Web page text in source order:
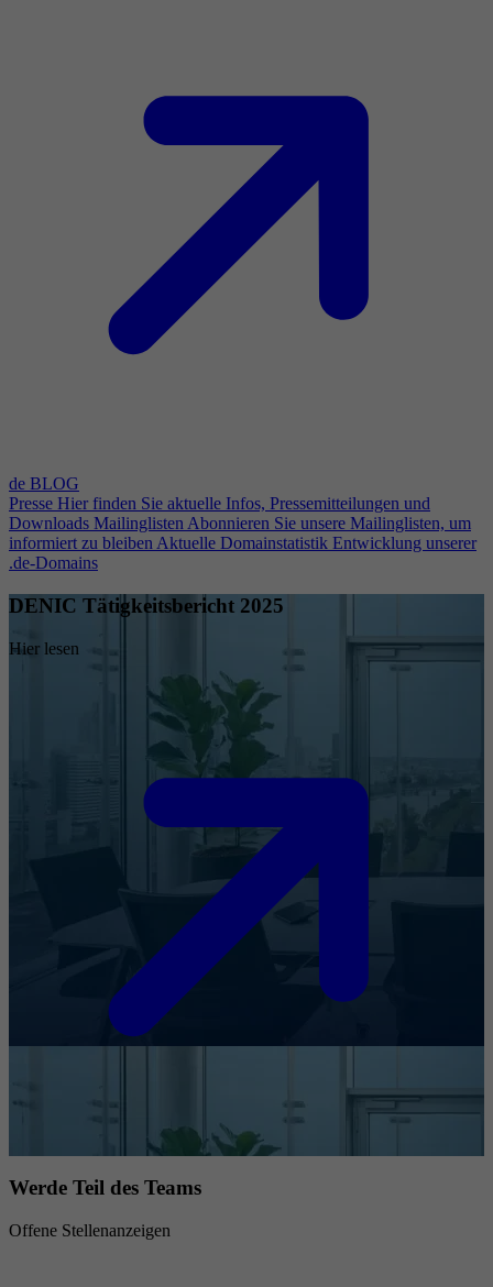
de BLOG
Presse Hier finden Sie aktuelle Infos, Pressemitteilungen und
Downloads Mailinglisten Abonnieren Sie unsere Mailinglisten, um
informiert zu bleiben Aktuelle Domainstatistik Entwicklung unserer
.de-Domains
DENIC Tätigkeitsbericht 2025
Hier lesen
Werde Teil des Teams
Offene Stellenanzeigen